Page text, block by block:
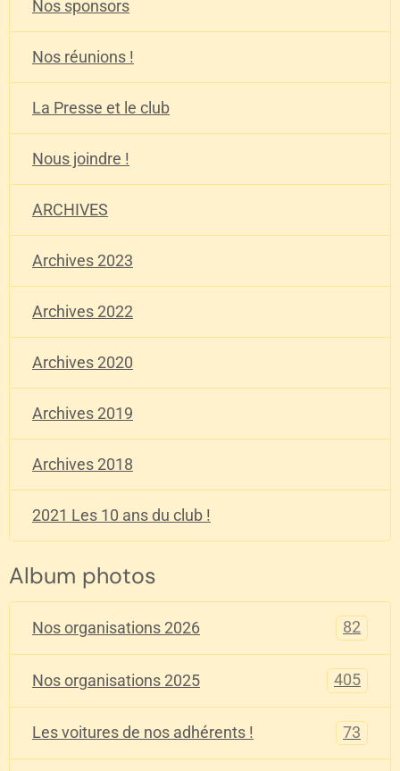
Nos sponsors
Nos réunions !
La Presse et le club
Nous joindre !
ARCHIVES
Archives 2023
Archives 2022
Archives 2020
Archives 2019
Archives 2018
2021 Les 10 ans du club !
Album photos
Nos organisations 2026 82
Nos organisations 2025 405
Les voitures de nos adhérents ! 73